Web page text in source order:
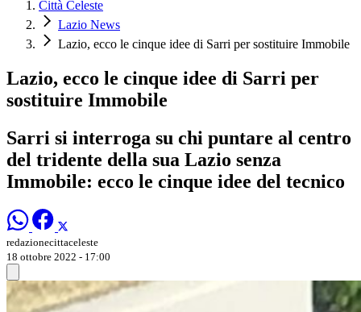
Città Celeste
Lazio News
Lazio, ecco le cinque idee di Sarri per sostituire Immobile
Lazio, ecco le cinque idee di Sarri per
sostituire Immobile
Sarri si interroga su chi puntare al centro
del tridente della sua Lazio senza
Immobile: ecco le cinque idee del tecnico
redazionecittaceleste
18 ottobre 2022 - 17:00